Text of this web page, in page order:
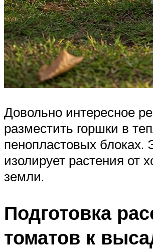
Довольно интересное
разместить горшки в
пенопластовых блоках.
изолирует растения от
земли.
Подготовка
томатов к